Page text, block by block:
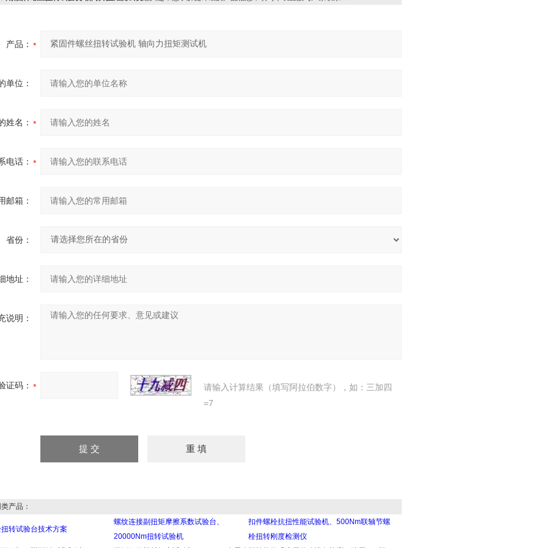
产品：
单位：
姓名：
电话：
邮箱：
省份：
地址：
说明：
证码：
请输入计算结果（填写阿拉伯数字），如：三加四
=7
产品：
转试验台技术方案
螺纹连接副扭矩摩擦系数试验台、
20000Nm扭转试验机
扣件螺栓抗扭性能试验机、500Nm联轴节螺
栓扭转刚度检测仪